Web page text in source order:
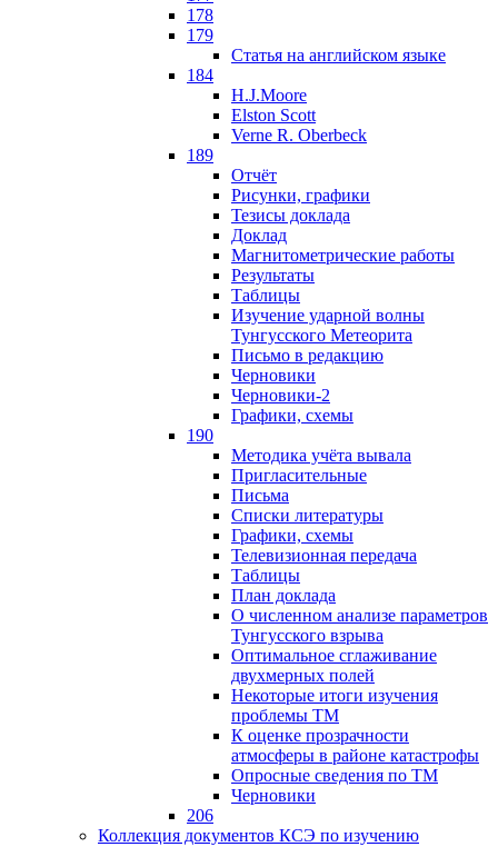
178
179
Статья на английском языке
184
H.J.Moore
Elston Scott
Verne R. Oberbeck
189
Отчёт
Рисунки, графики
Тезисы доклада
Доклад
Магнитометрические работы
Результаты
Таблицы
Изучение ударной волны
Тунгусского Метеорита
Письмо в редакцию
Черновики
Черновики-2
Графики, схемы
190
Методика учёта вывала
Пригласительные
Письма
Списки литературы
Графики, схемы
Телевизионная передача
Таблицы
План доклада
О численном анализе параметров
Тунгусского взрыва
Оптимальное сглаживание
двухмерных полей
Некоторые итоги изучения
проблемы ТМ
К оценке прозрачности
атмосферы в районе катастрофы
Опросные сведения по ТМ
Черновики
206
Коллекция документов КСЭ по изучению